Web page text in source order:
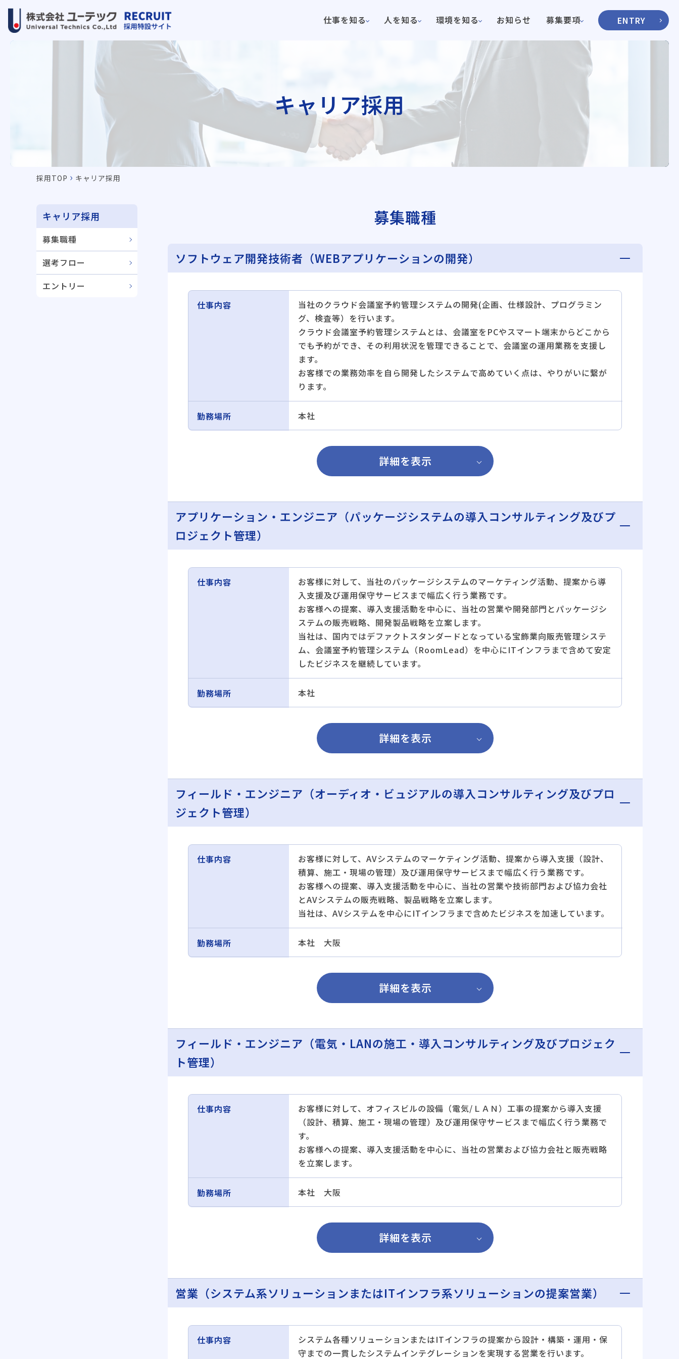
仕事を知る 人を知る 環境を知る お知らせ 募集要項 ENTRY
キャリア採用
採用TOP › キャリア採用
キャリア採用
募集職種
選考フロー
エントリー
募集職種
ソフトウェア開発技術者（WEBアプリケーションの開発）
仕事内容
当社のクラウド会議室予約管理システムの開発(企画、仕様設計、プログラミン
グ、検査等）を行います。
クラウド会議室予約管理システムとは、会議室をPCやスマート端末からどこから
でも予約ができ、その利用状況を管理できることで、会議室の運用業務を支援し
ます。
お客様での業務効率を自ら開発したシステムで高めていく点は、やりがいに繋が
ります。
勤務場所 本社
詳細を表示
アプリケーション・エンジニア（パッケージシステムの導入コンサルティング及びプ
ロジェクト管理）
仕事内容
お客様に対して、当社のパッケージシステムのマーケティング活動、提案から導
入支援及び運用保守サービスまで幅広く行う業務です。
お客様への提案、導入支援活動を中心に、当社の営業や開発部門とパッケージシ
ステムの販売戦略、開発製品戦略を立案します。
当社は、国内ではデファクトスタンダードとなっている宝飾業向販売管理システ
ム、会議室予約管理システム（RoomLead）を中心にITインフラまで含めて安定
したビジネスを継続しています。
勤務場所 本社
詳細を表示
フィールド・エンジニア（オーディオ・ビュジアルの導入コンサルティング及びプロ
ジェクト管理）
仕事内容
お客様に対して、AVシステムのマーケティング活動、提案から導入支援（設計、
積算、施工・現場の管理）及び運用保守サービスまで幅広く行う業務です。
お客様への提案、導入支援活動を中心に、当社の営業や技術部門および協力会社
とAVシステムの販売戦略、製品戦略を立案します。
当社は、AVシステムを中心にITインフラまで含めたビジネスを加速しています。
勤務場所 本社 大阪
詳細を表示
フィールド・エンジニア（電気・LANの施工・導入コンサルティング及びプロジェク
ト管理）
仕事内容
お客様に対して、オフィスビルの設備（電気/ＬＡＮ）工事の提案から導入支援
（設計、積算、施工・現場の管理）及び運用保守サービスまで幅広く行う業務で
す。
お客様への提案、導入支援活動を中心に、当社の営業および協力会社と販売戦略
を立案します。
勤務場所 本社 大阪
詳細を表示
営業（システム系ソリューションまたはITインフラ系ソリューションの提案営業）
仕事内容
システム各種ソリューションまたはITインフラの提案から設計・構築・運用・保
守までの一貫したシステムインテグレーションを実現する営業を行います。